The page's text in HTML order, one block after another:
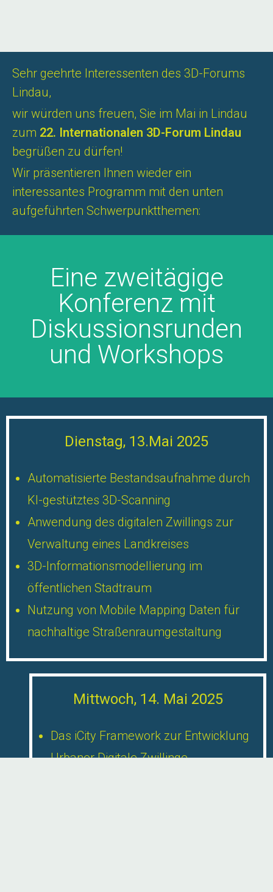
Sehr geehrte Interessenten des 3D-Forums
Lindau,
wir würden uns freuen, Sie im Mai in Lindau
zum 22. Internationalen 3D-Forum Lindau
begrüßen zu dürfen!
Wir präsentieren Ihnen wieder ein
interessantes Programm mit den unten
aufgeführten Schwerpunktthemen:
Eine zweitägige
Konferenz mit
Diskussionsrunden
und Workshops
Dienstag, 13.Mai 2025
Automatisierte Bestandsaufnahme durch
KI-gestütztes 3D-Scanning
Anwendung des digitalen Zwillings zur
Verwaltung eines Landkreises
3D-Informationsmodellierung im
öffentlichen Stadtraum
Nutzung von Mobile Mapping Daten für
nachhaltige Straßenraumgestaltung
Mittwoch, 14. Mai 2025
Das iCity Framework zur Entwicklung
Urbaner Digitale Zwillinge